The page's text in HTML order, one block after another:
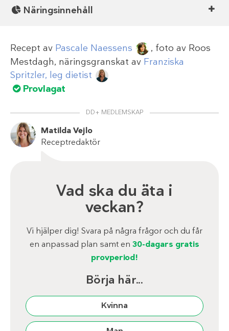
Näringsinnehåll
Recept av Pascale Naessens , foto av Roos
Mestdagh, näringsgranskat av Franziska
Spritzler, leg dietist
Provlagat
DD+ MEDLEMSKAP
Matilda Vejlo
Receptredaktör
Vad ska du äta i
veckan?
Vi hjälper dig! Svara på några frågor och du får
en anpassad plan samt en 30-dagars gratis
provperiod!
Börja här...
Kvinna